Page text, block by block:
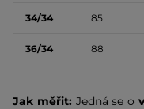
34/34 85
36/34 88
Jak měřit: Jedná se o